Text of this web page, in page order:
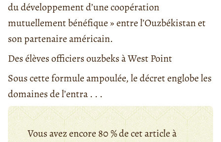
du développement d’une coopération
mutuellement bénéfique » entre l’Ouzbékistan et
son partenaire américain.
Des élèves officiers ouzbeks à West Point
Sous cette formule ampoulée, le décret englobe les
domaines de l’entra . . .
Vous avez encore 80 % de cet article à